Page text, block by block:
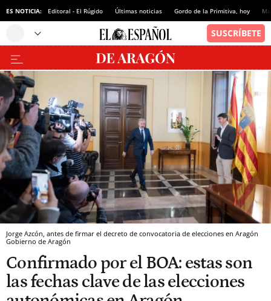
ES NOTICIA: Editoral - El Rúgido Últimas noticias Gordo de la Primitiva, hoy
Jorge Azcón, antes de firmar el decreto de convocatoria de elecciones en Aragón
Gobierno de Aragón
Confirmado por el BOA: estas son
las fechas clave de las elecciones